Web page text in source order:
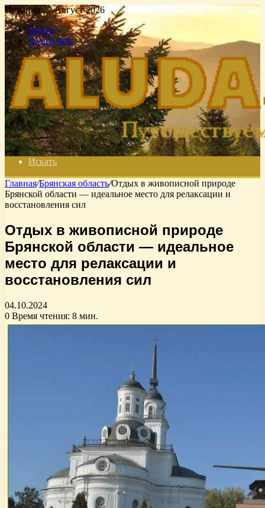
Пятница , 7 Август 2026
Войти
Switch skin
Искать
Главная/Брянская область/Отдых в живописной природе
Брянской области — идеальное место для релаксации и
восстановления сил
Отдых в живописной природе
Брянской области — идеальное
место для релаксации и
восстановления сил
04.10.2024
0 Время чтения: 8 мин.